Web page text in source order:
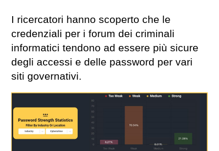
I ricercatori hanno scoperto che le
credenziali per i forum dei criminali
informatici tendono ad essere più sicure
degli accessi e delle password per vari
siti governativi.